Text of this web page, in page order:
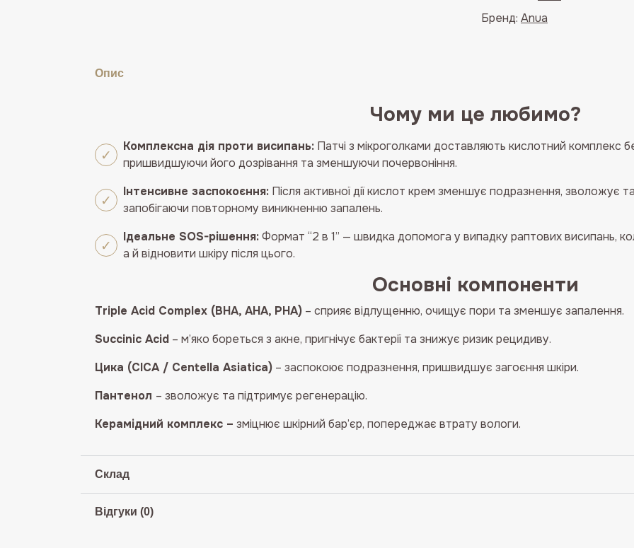
Бренд: Anua
Опис
Чому ми це любимо?
Комплексна дія проти висипань: Патчі з мікроголками доставляють кислотний комплекс
пришвидшуючи його дозрівання та зменшуючи почервоніння.
Інтенсивне заспокоєння: Після активної дії кислот крем зменшує подразнення, зволожує
запобігаючи повторному виникненню запалень.
Ідеальне SOS-рішення:Формат “2 в 1” — швидка допомога у випадку раптових висипань,
а й відновити шкіру після цього.
Основні компоненти
Triple Acid Complex (BHA, AHA, PHA) – сприяє відлущенню, очищує пори та зменшує запалення.
Succinic Acid – м’яко бореться з акне, пригнічує бактерії та знижує ризик рецидиву.
Цика (CICA / Centella Asiatica) – заспокоює подразнення, пришвидшує загоєння шкіри.
Пантенол – зволожує та підтримує регенерацію.
Керамідний комплекс – зміцнює шкірний бар’єр, попереджає втрату вологи.
Склад
Відгуки (0)